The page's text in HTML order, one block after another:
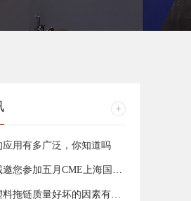
应用有多广泛，你知道吗
海兴盛达诚邀您参加五月CME上海国际机床展
决定工程塑料拖链质量好坏的因素有哪些？